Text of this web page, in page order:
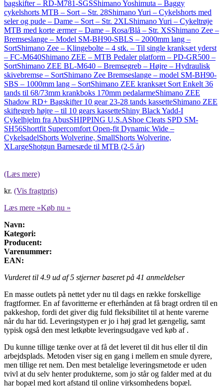
bagskifter – RD-M781-SGSShimano Yoshimuta – Baggy
cykelshorts MTB – Sort – Str. 28Shimano Yuri – Cykelshorts med
seler og pude – Dame – Sort – Str. 2XLShimano Yuri – Cykeltrøje
MTB med korte ærmer – Dame – Rosa/Blå – Str. XSShimano Zee –
Bremseslange – Model SM-BH90-SBLS – 2000mm lang –
SortShimano Zee – Klingebolte – 4 stk. – Til single kranksæt yderst
– FC-M640Shimano ZEE – MTB Pedaler platform – PD-GR500 –
SortShimano ZEE BL-M640 – Bremsegreb – Højre – Hydraulisk
skivebremse – SortShimano Zee Bremseslange – model SM-BH90-
SBS – 1000mm lang – SortShimano ZEE kranksæt Sort Enkelt 36
tands til 68/73mm krankboks 170mm pedalarmeShimano ZEE
Shadow RD+ Bagskifter 10 gear 23-28 tands kassetteShimano ZEE
skiftegreb højre – til 10 gears kassetteShiny Black Yadd-I
Cykelhjelm fra AbusSHIPPING U.S.AShoe Cleats SPD SM-
SH56Shortfit Supercomfort Open-fit Dynamic Wide –
CykelsadelShorts Wolverine, SmallShorts Wolverine,
XLargeShotgun Barnesæde til MTB (2-5 år)
(Læs mere)
kr. (Vis fragtpris)
Læs mere »Køb nu »
Navn:
Kategori:
Producent:
Varenummer:
EAN:
Vurderet til 4.9 ud af 5 stjerner baseret på 41 anmeldelser
En masse outlets på nettet yder nu til dags en række forskellige
fragtformer. En af favoritterne er efterhånden at få bragt ordren til en
pakkeshop, fordi det giver dig fuld fleksibilitet til at hente varerne
når du har tid. Leveringstypen er jo i høj grad let gængelig, samt
typisk også den mest letkøbte leveringsudgave ved køb af .
Du kunne tillige tænke over at få det leveret til dit hus eller til din
arbejdsplads. Metoden viser sig en gang i mellem en smule dyrere,
men tillige ret nem. Den mest betalelige leveringsmetode er uden
tvivl at du selv henter produkterne, som jo står og falder med at du
har bopæl med kort afstand til online virksomhedens bopæl.